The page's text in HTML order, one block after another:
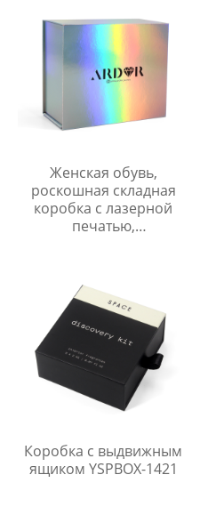
подарочная коробка
Женская обувь,
роскошная складная
коробка с лазерной
печатью,
книг YSPBOX-1357
Коробка с выдвижным
ящиком YSPBOX-1421